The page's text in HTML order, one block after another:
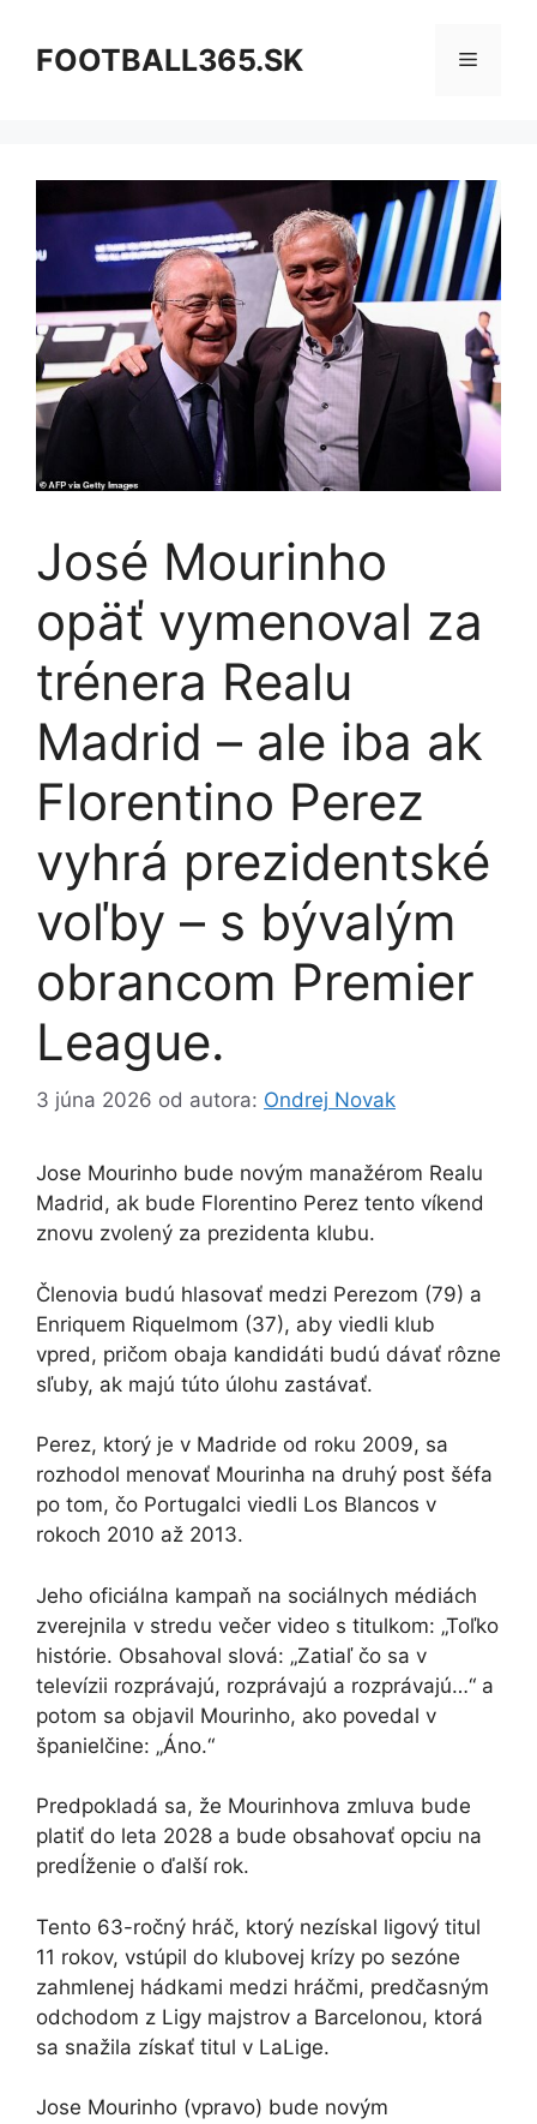
obsahFOOTBALL365.SK Menu
José Mourinho
opäť vymenoval za
trénera Realu
Madrid – ale iba ak
Florentino Perez
vyhrá prezidentské
voľby – s bývalým
obrancom Premier
League.
3 júna 2026 od autora: Ondrej Novak
Jose Mourinho bude novým manažérom Realu
Madrid, ak bude Florentino Perez tento víkend
znovu zvolený za prezidenta klubu.
Členovia budú hlasovať medzi Perezom (79) a
Enriquem Riquelmom (37), aby viedli klub
vpred, pričom obaja kandidáti budú dávať rôzne
sľuby, ak majú túto úlohu zastávať.
Perez, ktorý je v Madride od roku 2009, sa
rozhodol menovať Mourinha na druhý post šéfa
po tom, čo Portugalci viedli Los Blancos v
rokoch 2010 až 2013.
Jeho oficiálna kampaň na sociálnych médiách
zverejnila v stredu večer video s titulkom: „Toľko
histórie. Obsahoval slová: „Zatiaľ čo sa v
televízii rozprávajú, rozprávajú a rozprávajú…“ a
potom sa objavil Mourinho, ako povedal v
španielčine: „Áno.“
Predpokladá sa, že Mourinhova zmluva bude
platiť do leta 2028 a bude obsahovať opciu na
predĺženie o ďalší rok.
Tento 63-ročný hráč, ktorý nezískal ligový titul
11 ​​rokov, vstúpil do klubovej krízy po sezóne
zahmlenej hádkami medzi hráčmi, predčasným
odchodom z Ligy majstrov a Barcelonou, ktorá
sa snažila získať titul v LaLige.
Jose Mourinho (vpravo) bude novým